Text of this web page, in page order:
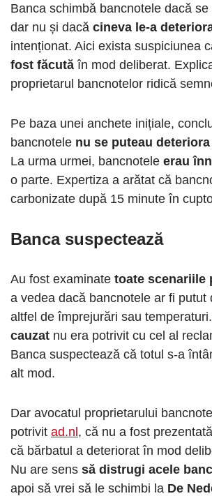
Banca schimbă bancnotele dacă
dar nu și dacă cineva le-a
intenționat. Aici exista suspiciunea
fost făcută în mod deliberat.
proprietarul bancnotelor ridică
Pe baza unei anchete inițiale,
bancnotele nu se puteau deteriora
La urma urmei, bancnotele erau
o parte. Expertiza a arătat că
carbonizate după 15 minute în
Banca suspectează
Au fost examinate toate scenariile
a vedea dacă bancnotele ar fi putut
altfel de împrejurări sau temperaturi.
cauzat nu era potrivit cu cel al
Banca suspectează că totul s-a
alt mod.
Dar avocatul proprietarului
potrivit ad.nl, că nu a fost prezentată
că bărbatul a deteriorat în mod
Nu are sens să distrugi acele
apoi să vrei să le schimbi la De